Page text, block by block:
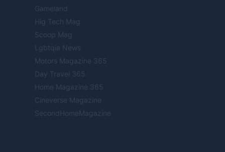
Gameland
Hig Tech Mag
Scoop Mag
Lgbtqia News
Motors Magazine 365
Day Travel 365
Home Magazine 365
Cineverse Magazine
SecondHomeMagazine